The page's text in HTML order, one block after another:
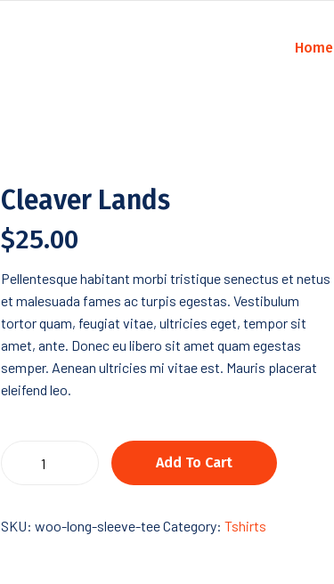
Home
Cleaver Lands
$25.00
Pellentesque habitant morbi tristique senectus et netus
et malesuada fames ac turpis egestas. Vestibulum
tortor quam, feugiat vitae, ultricies eget, tempor sit
amet, ante. Donec eu libero sit amet quam egestas
semper. Aenean ultricies mi vitae est. Mauris placerat
eleifend leo.
Add To Cart
SKU: woo-long-sleeve-teeCategory: Tshirts